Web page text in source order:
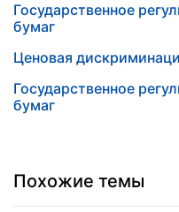
Государственное
бумаг
Ценовая
Государственное
бумаг
Похожие темы